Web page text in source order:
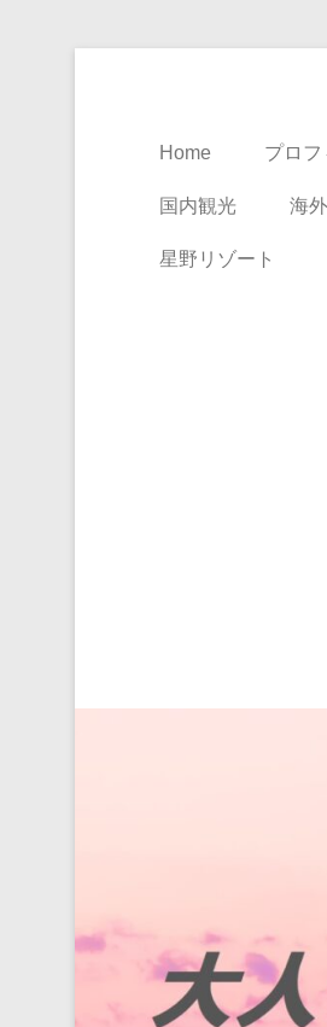
Home プロフ
国内観光 海
星野リゾート